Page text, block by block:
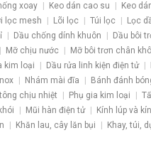
xoay Keo dán cao su Keo
lọc mesh Lõi lọc Túi lọc Lọc
Dầu chống dính khuôn Dầu bôi
Mỡ chịu nước Mỡ bôi trơn chân
kim loại Dầu rửa linh kiện điện tử
Nhám mài đĩa Bánh đánh
chịu nhiệt Phụ gia kim loại
Mũi hàn điện tử Kính lúp và
Khăn lau, cây lăn bụi Khay, túi,